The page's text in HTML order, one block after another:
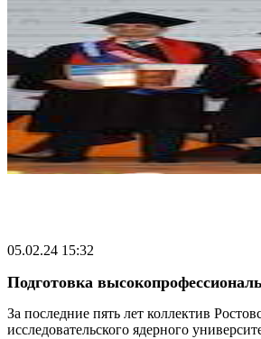
05.02.24 15:32
Подготовка
За последние пять лет коллектив
исследовательского ядерного